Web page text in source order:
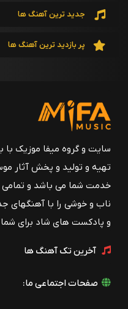
جدید ترین آهنگ ها
پر بازدید ترین آهنگ ها
تهیه و تولید و پخش آثار
خدمت شما می باشد و تمامی
ناب و خوشی را با آهنگهای
و پادکست های شاد برای شما
آخرین تک آهنگ ها
صفحات اجتماعی ما: